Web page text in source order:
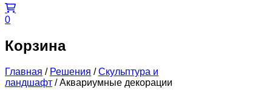
0
Корзина
Главная / Решения /Скульптура и
ландшафт /Аквариумные декорации